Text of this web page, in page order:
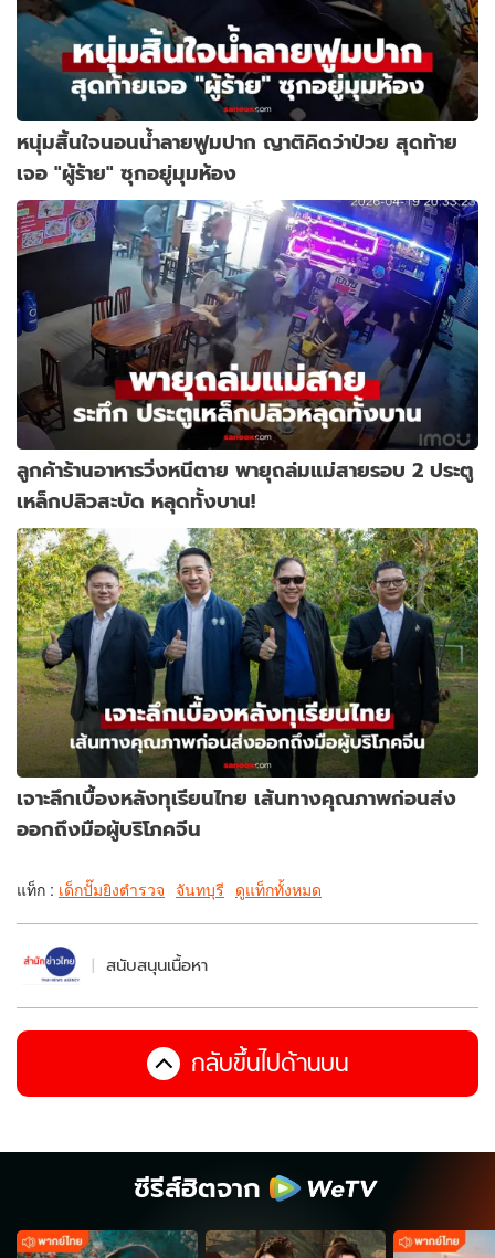
หนุ่มสิ้นใจนอนน้ำลายฟูมปาก ญาติคิดว่าป่วย สุดท้าย
เจอ "ผู้ร้าย" ซุกอยู่มุมห้อง
ลูกค้าร้านอาหารวิ่งหนีตาย พายุถล่มแม่สายรอบ 2 ประตู
เหล็กปลิวสะบัด หลุดทั้งบาน!
เจาะลึกเบื้องหลังทุเรียนไทย เส้นทางคุณภาพก่อนส่ง
ออกถึงมือผู้บริโภคจีน
แท็ก : เด็กปั๊มยิงตำรวจ จันทบุรี ดูแท็กทั้งหมด
สนับสนุนเนื้อหา
กลับขึ้นไปด้านบน
ซีรีส์ฮิตจาก